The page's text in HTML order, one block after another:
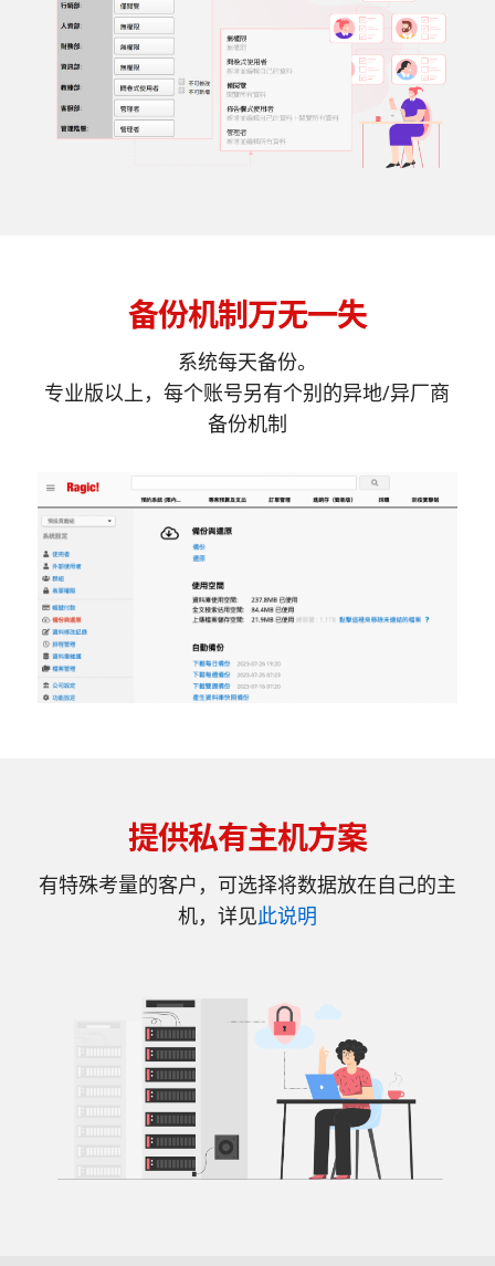
备份机制万无一失
系统每天备份。
专业版以上，每个账号另有个别的异地/异厂商
备份机制
提供私有主机方案
有特殊考量的客户，可选择将数据放在自己的主
机，详见此说明